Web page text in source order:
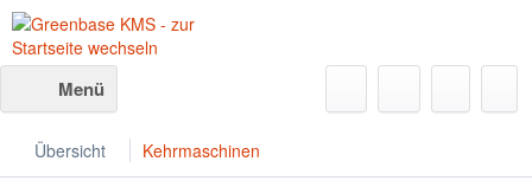
Menü
Übersicht Kehrmaschinen